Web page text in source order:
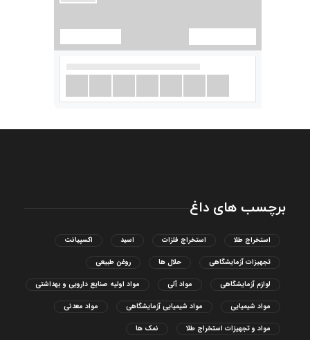
برچسب های داغ
استخراج طلا استخراج فلزات اسید اکسپیانت
تجهیزات آزمایشگاهی حلال ها روغن طبیعی
لوازم آزمایشگاهی مواد آلی مواد اولیه صنایع دارویی و بهداشتی
مواد شیمیایی مواد شیمیایی آزمایشگاهی مواد معدنی
مواد و تجهیزات استخراج طلا نمک ها